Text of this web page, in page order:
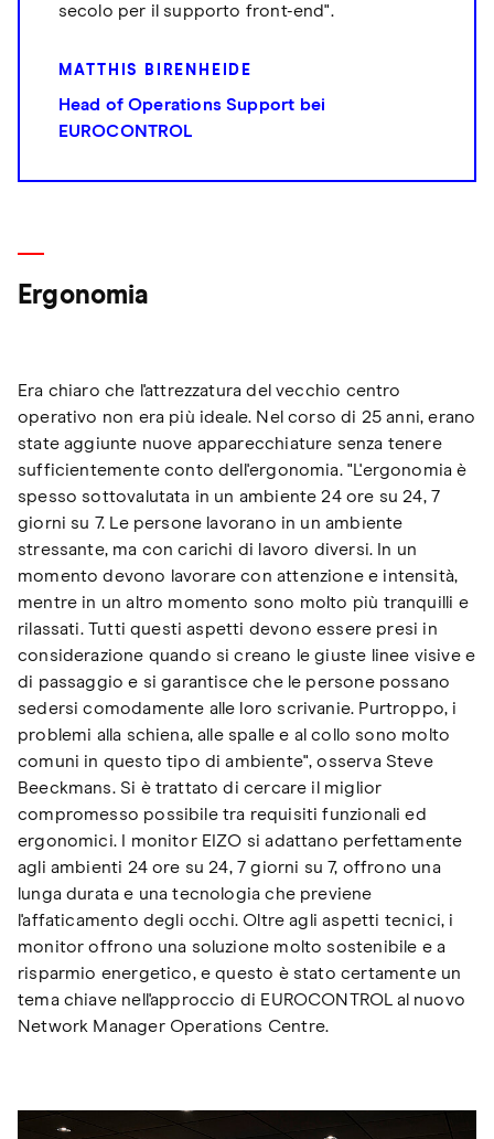
secolo per il supporto front-end".
MATTHIS BIRENHEIDE
Head of Operations Support bei
EUROCONTROL
Ergonomia
Era chiaro che l'attrezzatura del vecchio centro
operativo non era più ideale. Nel corso di 25 anni, erano
state aggiunte nuove apparecchiature senza tenere
sufficientemente conto dell'ergonomia. "L'ergonomia è
spesso sottovalutata in un ambiente 24 ore su 24, 7
giorni su 7. Le persone lavorano in un ambiente
stressante, ma con carichi di lavoro diversi. In un
momento devono lavorare con attenzione e intensità,
mentre in un altro momento sono molto più tranquilli e
rilassati. Tutti questi aspetti devono essere presi in
considerazione quando si creano le giuste linee visive e
di passaggio e si garantisce che le persone possano
sedersi comodamente alle loro scrivanie. Purtroppo, i
problemi alla schiena, alle spalle e al collo sono molto
comuni in questo tipo di ambiente", osserva Steve
Beeckmans. Si è trattato di cercare il miglior
compromesso possibile tra requisiti funzionali ed
ergonomici. I monitor EIZO si adattano perfettamente
agli ambienti 24 ore su 24, 7 giorni su 7, offrono una
lunga durata e una tecnologia che previene
l'affaticamento degli occhi. Oltre agli aspetti tecnici, i
monitor offrono una soluzione molto sostenibile e a
risparmio energetico, e questo è stato certamente un
tema chiave nell'approccio di EUROCONTROL al nuovo
Network Manager Operations Centre.